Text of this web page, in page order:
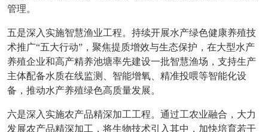
管理。
五是深入实施智慧渔业工程。持续开展水产绿色健康养殖技
术推广“五大行动”，聚焦提质增效与生态保护，在大型水产
养殖企业和高产精养池塘率先建设一批智慧渔场，支持生产
主体配备水质在线监测、智能增氧、精准投喂等智能化设
备，推动水产养殖绿色高质量发展。
六是深入实施农产品精深加工工程。通过工农业融合，大力
发展农产品精深加工，将生物技术引入其中，加快培育若干